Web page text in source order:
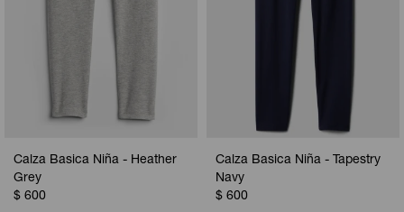
Calza Basica Niña - Heather
Grey
$ 600
Calza Basica Niña - Tapestry
Navy
$ 600